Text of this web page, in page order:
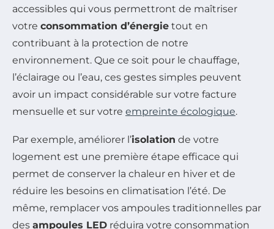
accessibles qui vous permettront de maîtriser
votre consommation d’énergie tout en
contribuant à la protection de notre
environnement. Que ce soit pour le chauffage,
l’éclairage ou l’eau, ces gestes simples peuvent
avoir un impact considérable sur votre facture
mensuelle et sur votre empreinte écologique.
Par exemple, améliorer l’isolation de votre
logement est une première étape efficace qui
permet de conserver la chaleur en hiver et de
réduire les besoins en climatisation l’été. De
même, remplacer vos ampoules traditionnelles par
des ampoules LED réduira votre consommation